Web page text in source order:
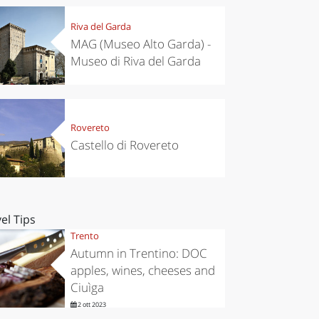
Riva del Garda
MAG (Museo Alto Garda) -
Museo di Riva del Garda
Rovereto
Castello di Rovereto
Tips
Trento
Autumn in Trentino: DOC
apples, wines, cheeses and
Ciuìga
2 ott 2023